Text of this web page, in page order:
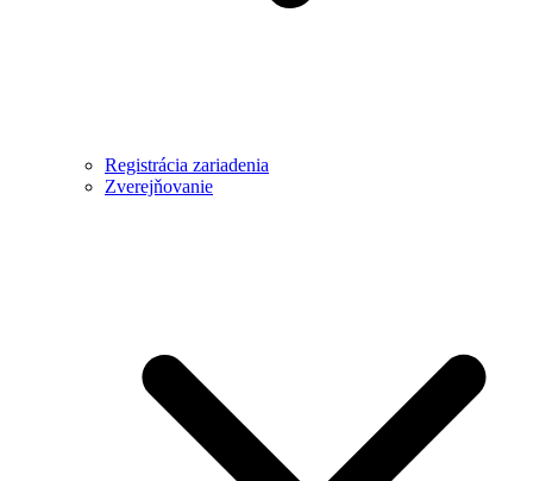
Registrácia zariadenia
Zverejňovanie